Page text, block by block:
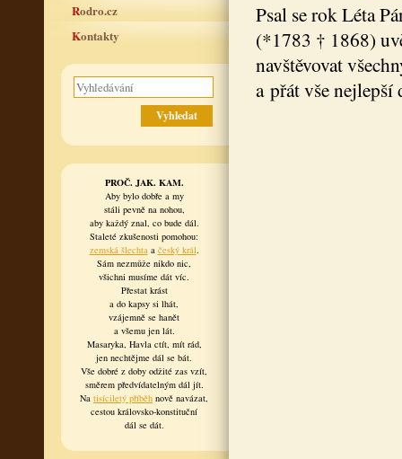
Rodro.cz
Kontakty
PROČ. JAK. KAM.
Aby bylo dobře a my
stáli pevně na nohou,
aby každý znal, co bude dál.
Staleté zkušenosti pomohou:
zemská šlechtaa český král.
Sám nezmůže nikdo nic,
všichni musíme dát víc.
Přestat krást
a do kapsy si lhát,
vzájemně se hanět
a všemu jen lát.
Masaryka, Havla ctít, mít rád,
jen nechtějme dál se bát.
Vše dobré z doby odžité zas vzít,
směrem předvídatelným dál jít.
Na tisíciletý příběh nově navázat,
cestou královsko-konstituční
dál se dát.
Psal se rok Léta
(*1783 † 1868)
navštěvovat
a přát vše